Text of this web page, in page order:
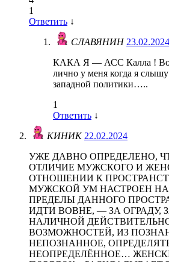
1
Ответить ↓
СЛАВЯНИН23.02.2024
КАКА Я — АСС Калла ! Вот
лично у меня когда я
западной политики…..
1
Ответить ↓
КИНИК22.02.2024
УЖЕ ДАВНО ОПРЕДЕЛЕНО,
ОТЛИЧИЕ МУЖСКОГО И
ОТНОШЕНИИ К
МУЖСКОЙ УМ НАСТРОЕН
ПРЕДЕЛЫ ДАННОГО
ИДТИ ВОВНЕ, — ЗА ОГРАДУ,
НАЛИЧНОЙ
ВОЗМОЖНОСТЕЙ, ИЗ
НЕПОЗНАННОЕ,
НЕОПРЕДЕЛЁННОЕ…